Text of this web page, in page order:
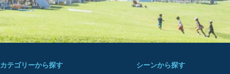
カテゴリーから探す シーンから探す